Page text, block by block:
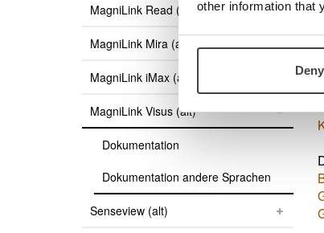
other information that
Deny
MagniLink Read (alt)
MagniLink Mira (alt)
MagniLink iMax (alt)
MagniLink Visus (alt)
Dokumentation
Dokumentation andere Sprachen
Senseview (alt)